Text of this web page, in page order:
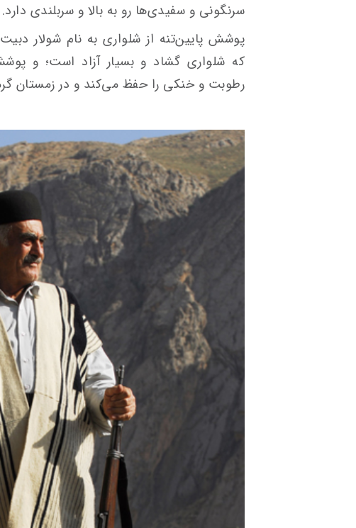
سرنگونی و سفیدی‌ها رو به بالا و سربلندی دارد.
پوشش پایین‌تنه از شلواری به نام شولار
که شلواری گشاد و بسیار آزاد است؛ و
رطوبت و خنکی را حفظ می‌کند و در زمستان